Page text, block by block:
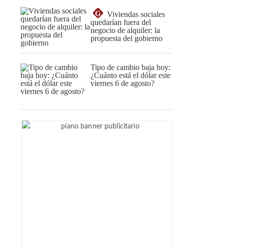
G
Viviendas sociales
quedarían fuera del
negocio de alquiler: la
propuesta del gobierno
Tipo de cambio baja hoy:
¿Cuánto está el dólar este
viernes 6 de agosto?